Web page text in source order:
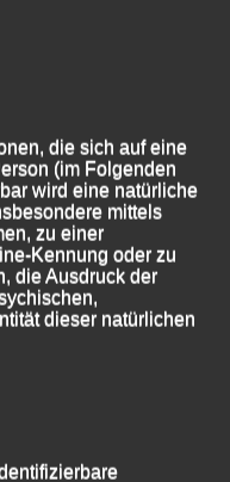
die sich auf eine
(im Folgenden
wird eine natürliche
mittels
zu einer
Kennung oder zu
die Ausdruck der
dieser natürlichen